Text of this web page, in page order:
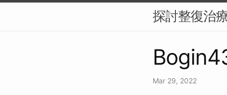
探討整復治
Mar 29, 2022